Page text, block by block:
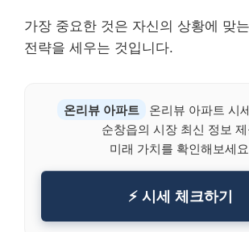
가장 중요한 것은 자신의 상황에 맞
전략을 세우는 것입니다.
온리뷰 아파트
온리뷰 아파트 시
순창읍의 시장 최신 정보
미래 가치를 확인해보세
⚡ 시세 체크하기